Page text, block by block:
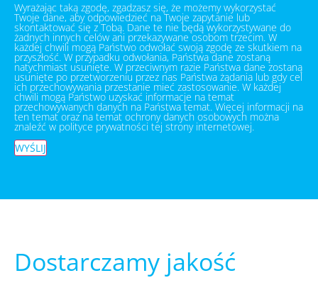
Wyrażając taką zgodę, zgadzasz się, że możemy wykorzystać
Twoje dane, aby odpowiedzieć na Twoje zapytanie lub
skontaktować się z Tobą. Dane te nie będą wykorzystywane do
żadnych innych celów ani przekazywane osobom trzecim. W
każdej chwili mogą Państwo odwołać swoją zgodę ze skutkiem na
przyszłość. W przypadku odwołania, Państwa dane zostaną
natychmiast usunięte. W przeciwnym razie Państwa dane zostaną
usunięte po przetworzeniu przez nas Państwa żądania lub gdy cel
ich przechowywania przestanie mieć zastosowanie. W każdej
chwili mogą Państwo uzyskać informacje na temat
przechowywanych danych na Państwa temat. Więcej informacji na
ten temat oraz na temat ochrony danych osobowych można
znaleźć w polityce prywatności tej strony internetowej.
WYŚLIJ
Dostarczamy jakość